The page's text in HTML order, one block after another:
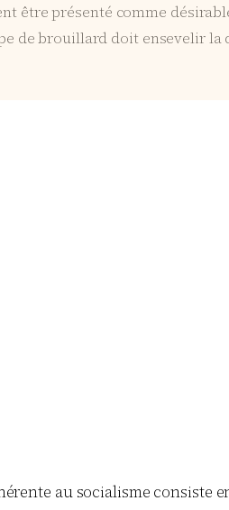
être présenté comme
de brouillard doit ensevelir la
au socialisme consiste